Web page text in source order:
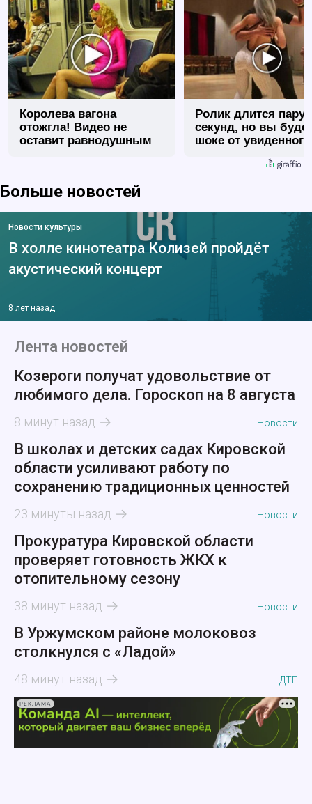
Королева вагона
отожгла! Видео не
оставит равнодушным
Ролик длится пару
секунд, но вы
шоке от увиденного
Больше новостей
Новости культуры
В холле кинотеатра Колизей пройдёт
акустический концерт
8 лет назад
Лента новостей
Козероги получат удовольствие от
любимого дела. Гороскоп на 8 августа
8 минут назад Новости
В школах и детских садах Кировской
области усиливают работу по
сохранению традиционных ценностей
23 минуты назад Новости
Прокуратура Кировской области
проверяет готовность ЖКХ к
отопительному сезону
38 минут назад Новости
В Уржумском районе молоковоз
столкнулся с «Ладой»
48 минут назад ДТП
РЕКЛАМА